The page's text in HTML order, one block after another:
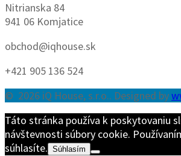
Nitrianska 84
941 06 Komjatice
obchod@iqhouse.sk
+421 905 136 524
© 2026 iQ House, s.r.o.. Designed by
Táto stránka používa k poskytovaniu
návštevnosti súbory cookie.
súhlasíte. Súhlasím